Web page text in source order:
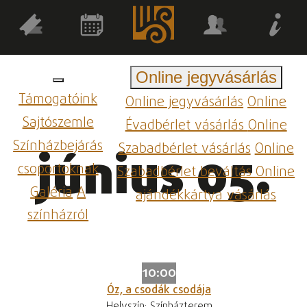
Támogatóink
Sajtószemle
Színházbejárás
csoportoknak
GalériaA
színházról
Online jegyvásárlás
Online jegyvásárlásOnline
Évadbérlet vásárlásOnline
Szabadbérlet vásárlásOnline
Szabadbérlet beváltásOnline
ajándékkártya vásárlás
június 05.
10:00
Óz, a csodák csodája